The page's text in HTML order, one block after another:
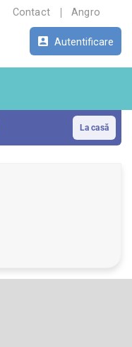
Contact Angro
Autentificare